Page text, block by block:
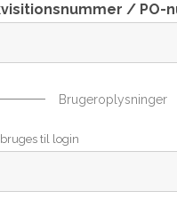
/ PO-
Brugeroplysninger
til login